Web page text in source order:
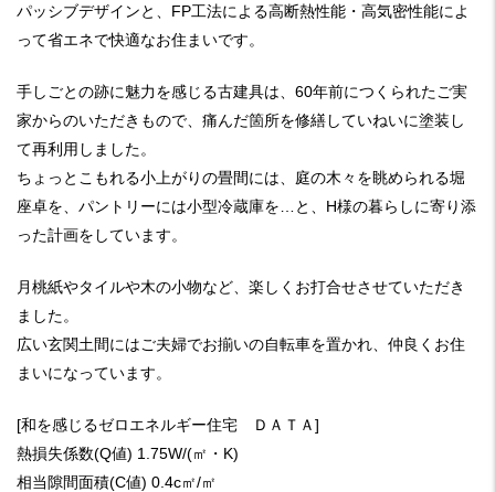
パッシブデザインと、FP工法による高断熱性能・高気密性能によ
って省エネで快適なお住まいです。
手しごとの跡に魅力を感じる古建具は、60年前につくられたご実
家からのいただきもので、痛んだ箇所を修繕していねいに塗装し
て再利用しました。
ちょっとこもれる小上がりの畳間には、庭の木々を眺められる堀
座卓を、パントリーには小型冷蔵庫を…と、H様の暮らしに寄り添
った計画をしています。
月桃紙やタイルや木の小物など、楽しくお打合せさせていただき
ました。
広い玄関土間にはご夫婦でお揃いの自転車を置かれ、仲良くお住
まいになっています。
[和を感じるゼロエネルギー住宅 ＤＡＴＡ]
熱損失係数(Q値) 1.75W/(㎡・K)
相当隙間面積(C値) 0.4c㎡/㎡